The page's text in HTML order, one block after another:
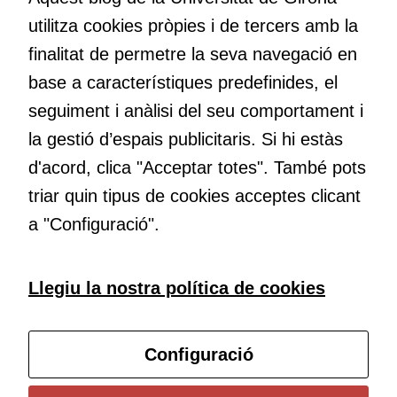
nos el que estem fent, atrevir-nos a pensar noves i millors
maneres de fer-ho i generar plegats idees innovadores.
Educació
transformació. Volem contribuir a millorar-la impulsant
metodologies docents actives i ambients d’aprenentatge
dinàmics.
Subscriu-te al butlletí
Configura les cookies
utilitza cookies pròpies i de tercers amb la
finalitat de permetre la seva navegació en
base a característiques predefinides, el
seguiment i anàlisi del seu comportament i
la gestió d’espais publicitaris. Si hi estàs
d'acord, clica "Acceptar totes". També pots
triar quin tipus de cookies acceptes clicant
a "Configuració".
Llegiu la nostra política de cookies
Configuració
Cookies
d'anàlisi
Utilitzem
cookies de
Google
Analytics
per tal que
puguem
millorar la
web, en
com aquest
lloc web
s'utilitzi.